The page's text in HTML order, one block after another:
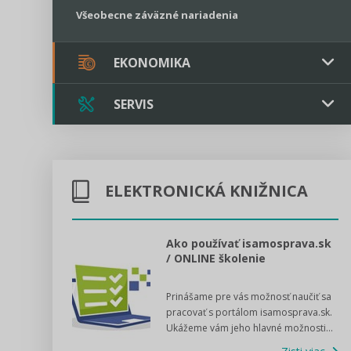
Všeobecne záväzné nariadenia
EKONOMIKA
Verejné obstarávanie
Majetok
Rozpočet
Sociálne podniky
Štátna pomoc
SERVIS
Kontakt
Tlačová agentúra
VIDEO produkcia
ELEKTRONICKÁ KNIŽNICA
Ako používať isamosprava.sk
/ ONLINE školenie
Prinášame pre vás možnosť naučiť sa
pracovať s portálom isamosprava.sk.
Ukážeme vám jeho hlavné možnosti...